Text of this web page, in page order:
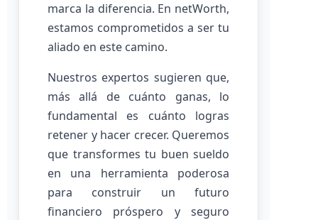
marca la diferencia. En netWorth,
estamos comprometidos a ser tu
aliado en este camino.
Nuestros expertos sugieren que,
más allá de cuánto ganas, lo
fundamental es cuánto logras
retener y hacer crecer. Queremos
que transformes tu buen sueldo
en una herramienta poderosa
para construir un futuro
financiero próspero y seguro